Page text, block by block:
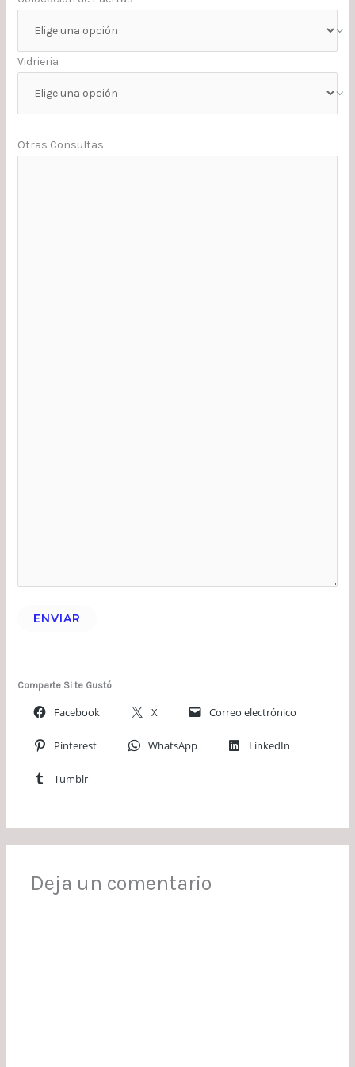
Vidrieria
Otras Consultas
ENVIAR
Comparte Si te Gustó
Facebook X Correo electrónico
Pinterest WhatsApp LinkedIn
Tumblr
Deja un comentario